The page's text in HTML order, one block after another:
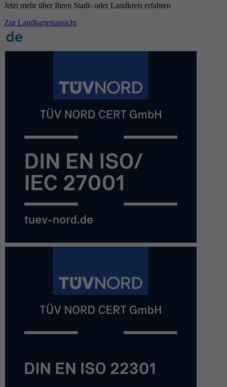
Jetzt mehr über Ihren Stadt- oder Landkreis erfahren
Zur Landkartenansicht